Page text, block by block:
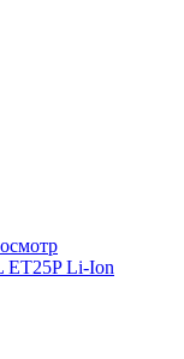
ET25P Li-Ion